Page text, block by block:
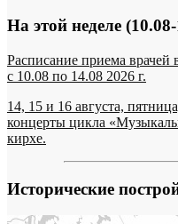
На этой неделе
Расписание приема врачей
c 10.08 по 14.08 2026 г.
14, 15 и 16 августа,
концерты цикла
кирхе.
Исторические